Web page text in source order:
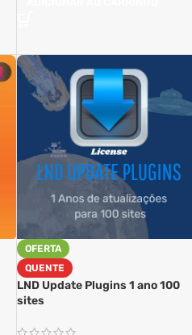
OFERTA
QUENTE
LND Update Plugins 1 ano 100
sites